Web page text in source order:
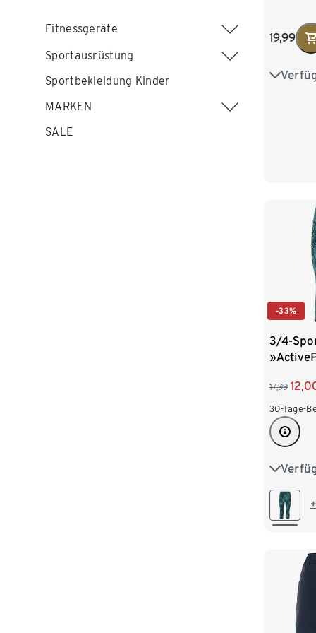
Fitnessgeräte
Sportausrüstung
Sportbekleidung Kinder
MARKEN
SALE
19,99
34
-33%
3/4-
17,99
30-Tage-
XS 32/
M 40/42